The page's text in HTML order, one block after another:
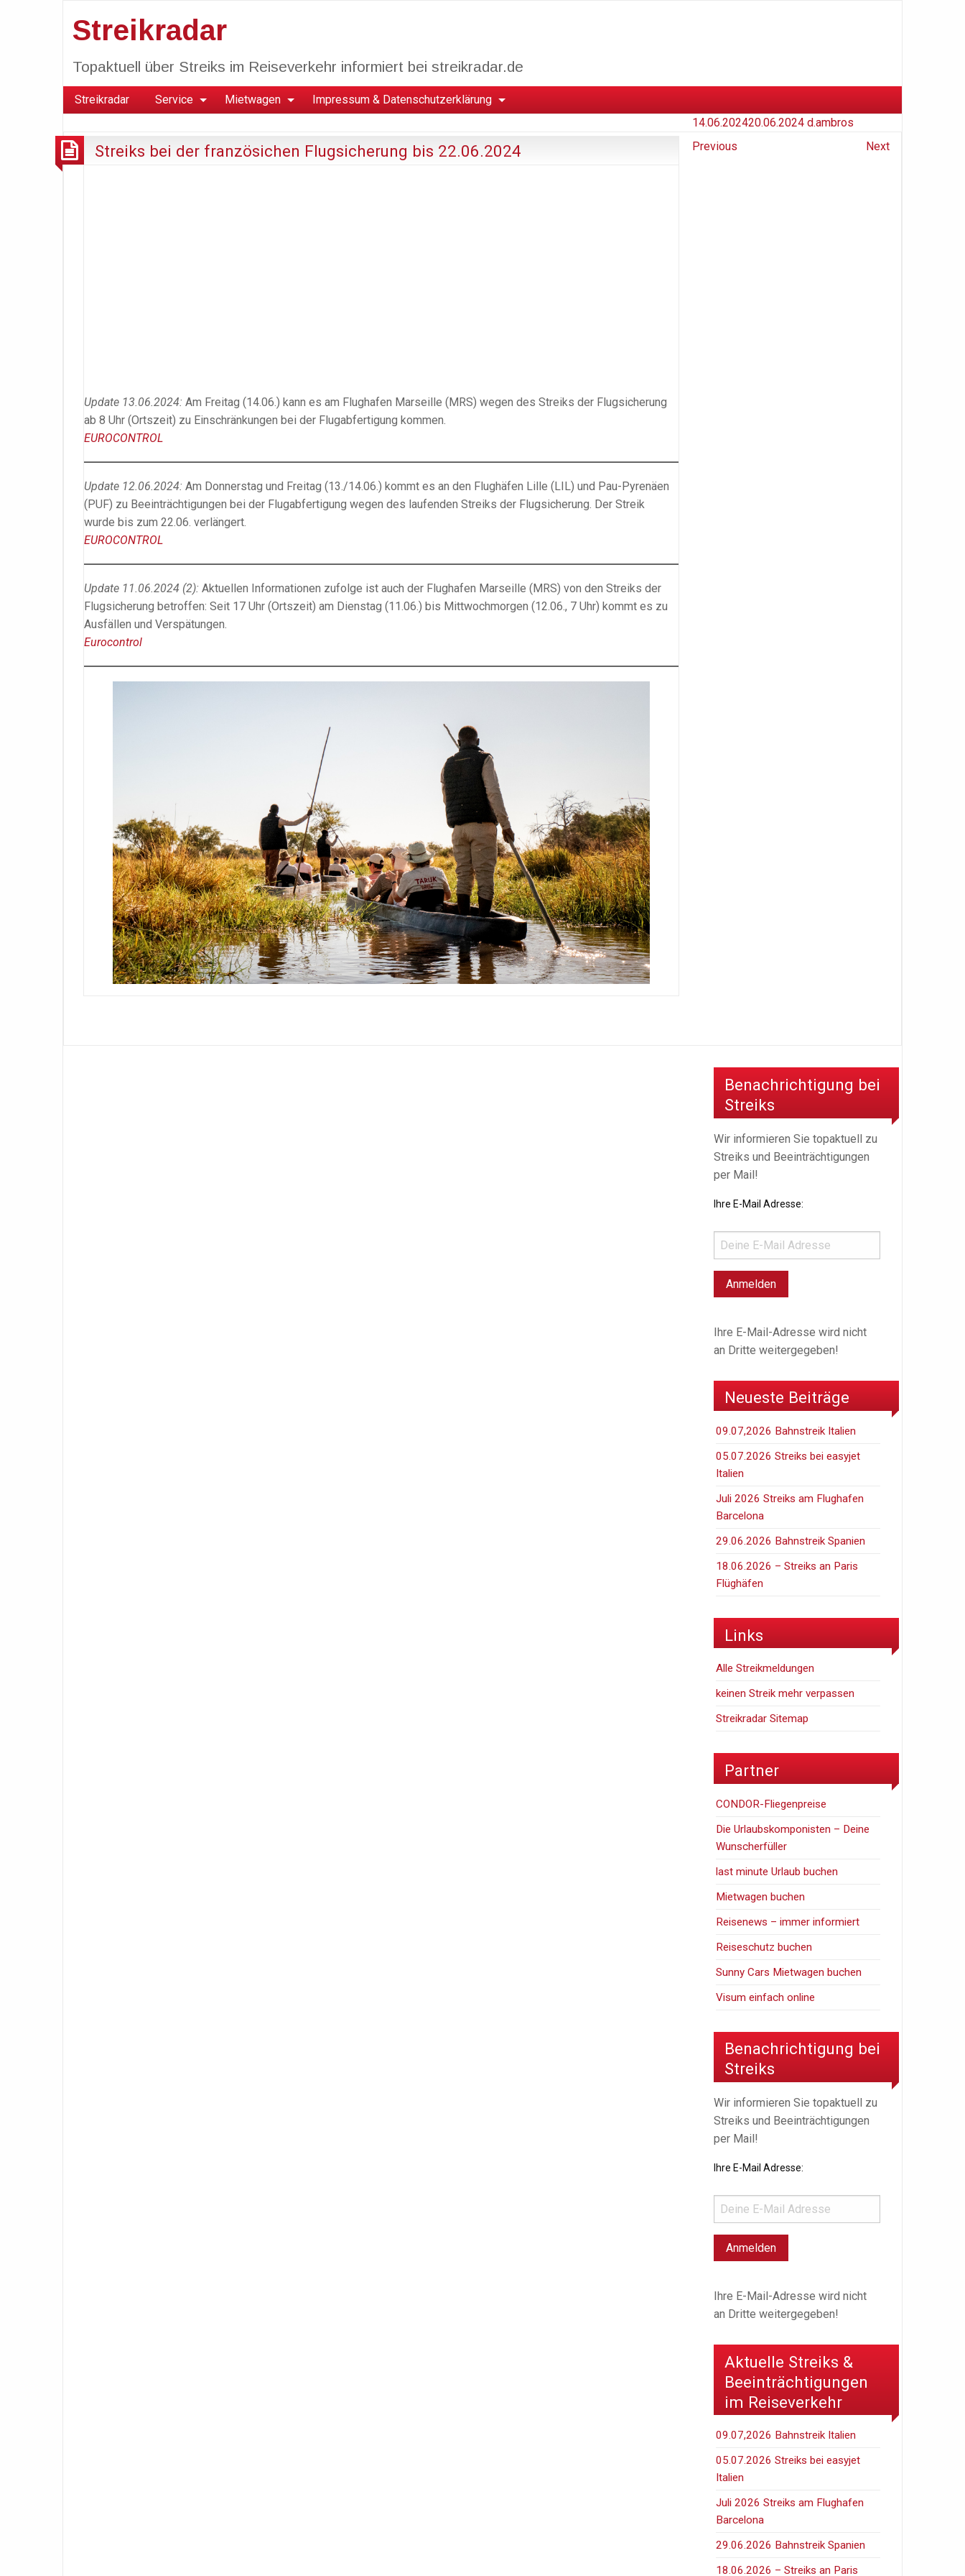
Streikradar
Topaktuell über Streiks im Reiseverkehr informiert bei streikradar.de
Streikradar Service Mietwagen Impressum & Datenschutzerklärung
Streiks bei der französichen Flugsicherung bis 22.06.2024
Update 13.06.2024: Am Freitag (14.06.) kann es am Flughafen Marseille (MRS) wegen des Streiks der Flugsicherung
ab 8 Uhr (Ortszeit) zu Einschränkungen bei der Flugabfertigung kommen.
EUROCONTROL
Update 12.06.2024: Am Donnerstag und Freitag (13./14.06.) kommt es an den Flughäfen Lille (LIL) und Pau-Pyrenäen
(PUF) zu Beeinträchtigungen bei der Flugabfertigung wegen des laufenden Streiks der Flugsicherung. Der Streik
wurde bis zum 22.06. verlängert.
EUROCONTROL
Update 11.06.2024 (2): Aktuellen Informationen zufolge ist auch der Flughafen Marseille (MRS) von den Streiks der
Flugsicherung betroffen: Seit 17 Uhr (Ortszeit) am Dienstag (11.06.) bis Mittwochmorgen (12.06., 7 Uhr) kommt es zu
Ausfällen und Verspätungen.
Eurocontrol
14.06.202420.06.2024 d.ambros
Previous
Next
Benachrichtigung bei
Streiks
Wir informieren Sie topaktuell zu
Streiks und Beeinträchtigungen
per Mail!
Ihre E-Mail Adresse:
Ihre E-Mail-Adresse wird nicht
an Dritte weitergegeben!
Neueste Beiträge
09.07,2026 Bahnstreik Italien
05.07.2026 Streiks bei easyjet
Italien
Juli 2026 Streiks am Flughafen
Barcelona
29.06.2026 Bahnstreik Spanien
18.06.2026 – Streiks an Paris
Flüghäfen
Links
Alle Streikmeldungen
keinen Streik mehr verpassen
Streikradar Sitemap
Partner
CONDOR-Fliegenpreise
Die Urlaubskomponisten – Deine
Wunscherfüller
last minute Urlaub buchen
Mietwagen buchen
Reisenews – immer informiert
Reiseschutz buchen
Sunny Cars Mietwagen buchen
Visum einfach online
Benachrichtigung bei
Streiks
Wir informieren Sie topaktuell zu
Streiks und Beeinträchtigungen
per Mail!
Ihre E-Mail Adresse:
Ihre E-Mail-Adresse wird nicht
an Dritte weitergegeben!
Aktuelle Streiks &
Beeinträchtigungen
im Reiseverkehr
09.07,2026 Bahnstreik Italien
05.07.2026 Streiks bei easyjet
Italien
Juli 2026 Streiks am Flughafen
Barcelona
29.06.2026 Bahnstreik Spanien
18.06.2026 – Streiks an Paris